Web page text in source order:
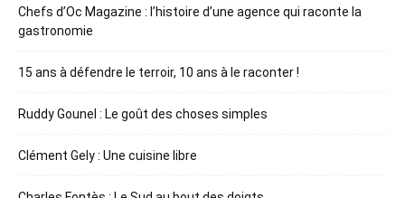
Chefs d’Oc Magazine : l’histoire d’une agence qui raconte la
gastronomie
15 ans à défendre le terroir, 10 ans à le raconter !
Ruddy Gounel : Le goût des choses simples
Clément Gely : Une cuisine libre